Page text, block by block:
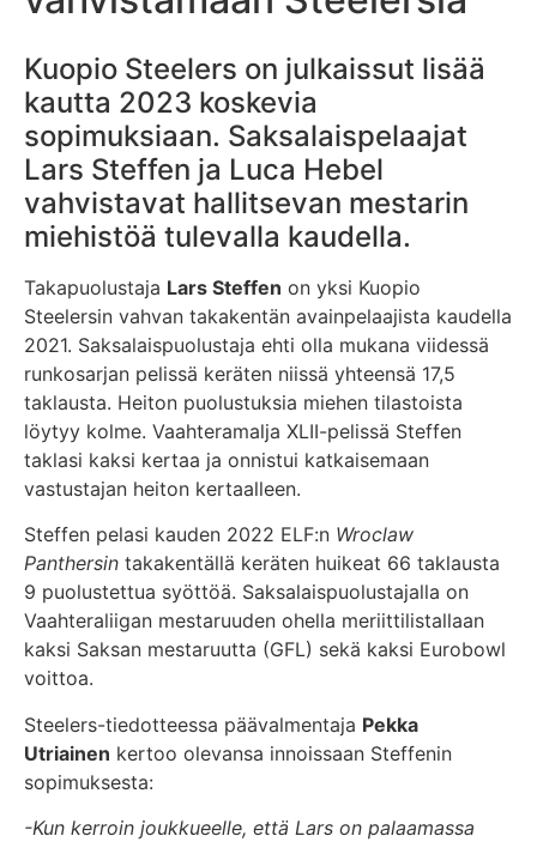
Kuopio Steelers on julkaissut lisää
kautta 2023 koskevia
sopimuksiaan. Saksalaispelaajat
Lars Steffen ja Luca Hebel
vahvistavat hallitsevan mestarin
miehistöä tulevalla kaudella.
Takapuolustaja Lars Steffen on yksi Kuopio
Steelersin vahvan takakentän avainpelaajista kaudella
2021. Saksalaispuolustaja ehti olla mukana viidessä
runkosarjan pelissä keräten niissä yhteensä 17,5
taklausta. Heiton puolustuksia miehen tilastoista
löytyy kolme. Vaahteramalja XLII-pelissä Steffen
taklasi kaksi kertaa ja onnistui katkaisemaan
vastustajan heiton kertaalleen.
Steffen pelasi kauden 2022 ELF:n Wroclaw
Panthersin takakentällä keräten huikeat 66 taklausta
9 puolustettua syöttöä. Saksalaispuolustajalla on
Vaahteraliigan mestaruuden ohella meriittilistallaan
kaksi Saksan mestaruutta (GFL) sekä kaksi Eurobowl
voittoa.
Steelers-tiedotteessa päävalmentaja Pekka
Utriainen kertoo olevansa innoissaan Steffenin
sopimuksesta:
-Kun kerroin joukkueelle, että Lars on palaamassa